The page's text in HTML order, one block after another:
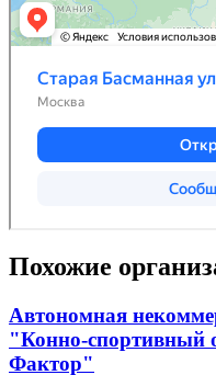
Похожие
Автономная
"Конно-спортивный
Фактор"